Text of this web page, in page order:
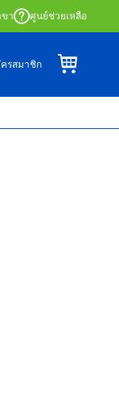
บที่หน้าร้านด้วย Click
า ศูนย์ช่วยเหลือ
ครสมาชิก